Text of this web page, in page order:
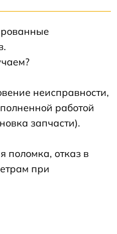
неисправности,
работой
запчасти).
поломка, отказ в
при